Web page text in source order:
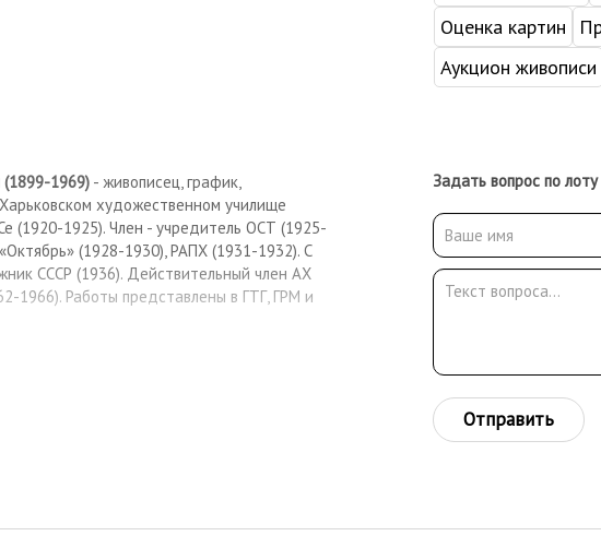
Оценка картин
Аукцион живописи
1969) - живописец, график,
художественном училище
(1920-1925). Член - учредитель ОСТ (1925-
(1928-1930), РАПХ (1931-1932). С
СССР (1936). Действительный член АХ
1966). Работы представлены в ГТГ, ГРМ и
Задать вопрос по лоту
Отправить